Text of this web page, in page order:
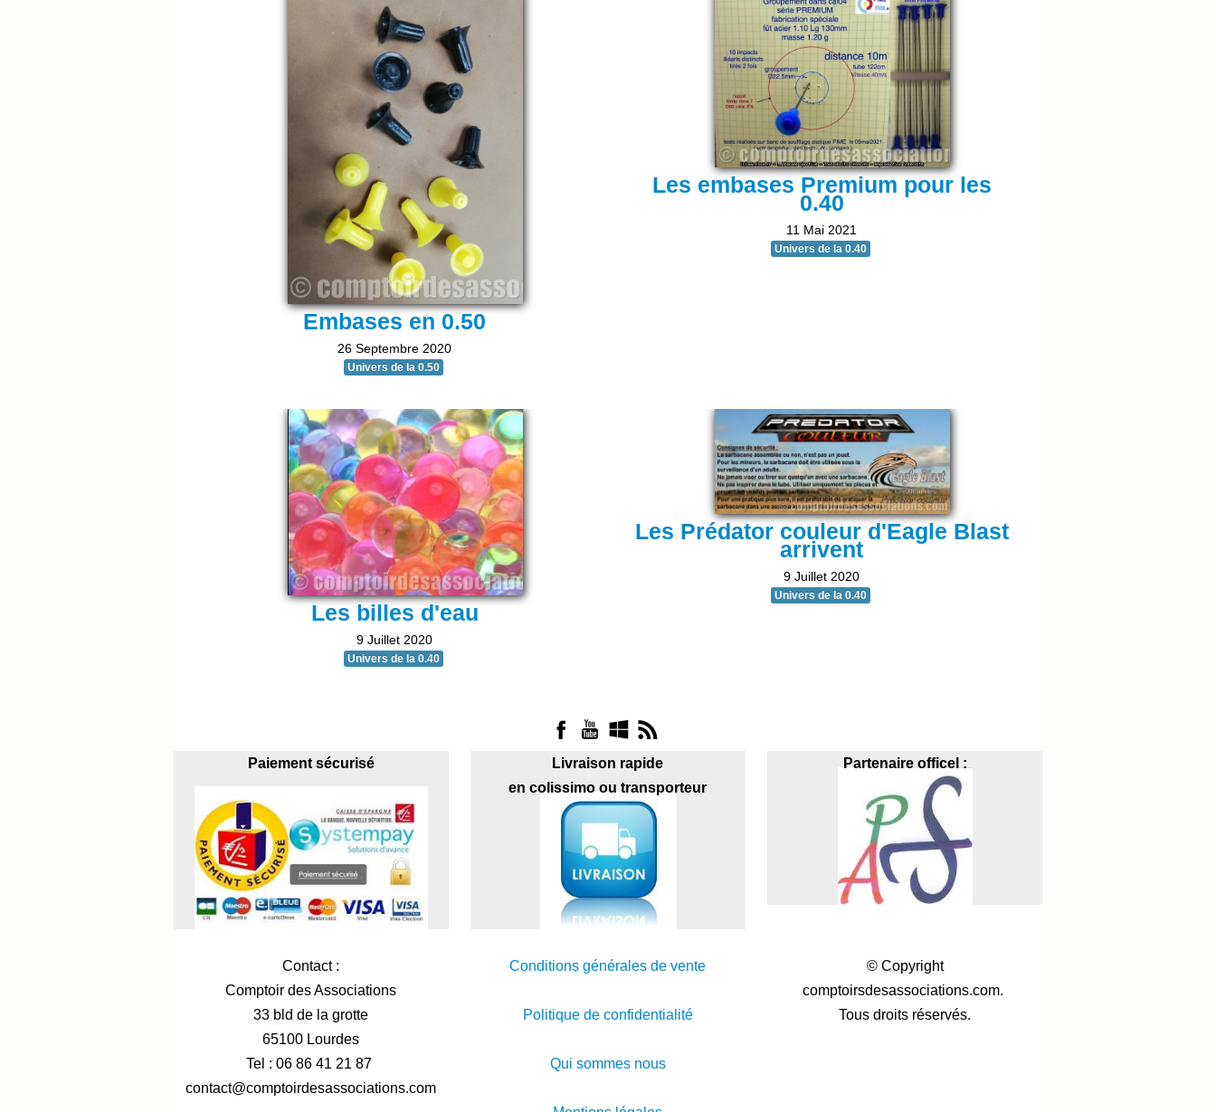
Embases en 0.50
26 Septembre 2020
Univers de la 0.50
Les embases Premium pour les
0.40
11 Mai 2021
Univers de la 0.40
Les billes d'eau
9 Juillet 2020
Univers de la 0.40
Les Prédator couleur d'Eagle Blast
arrivent
9 Juillet 2020
Univers de la 0.40
Paiement sécurisé
Livraison rapide
en colissimo ou transporteur
Partenaire officel :
Contact :
Comptoir des Associations
33 bld de la grotte
65100 Lourdes
Tel : 06 86 41 21 87
contact@comptoirdesassociations.com
Conditions générales de vente
Politique de confidentialité
Qui sommes nous
© Copyright
comptoirsdesassociations.com.
Tous droits réservés.